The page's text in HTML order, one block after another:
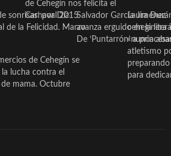
sonrisas’ por Día
de la Felicidad. Marzo
de Cehegín se
la lucha contra el
mama. Octubre
de Cehegín nos felicita el
Carnaval 2015Salvador García Jiménez
avanza erguido en la
De ‘Puntarrón’ a
Laura
ceheginera
«nunca
atletismo
para